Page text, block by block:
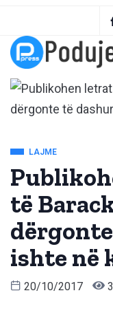
LAJME
të
ishte në
20/10/2017